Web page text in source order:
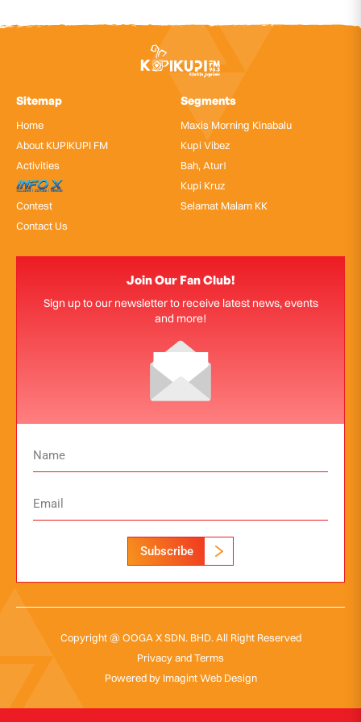
Sitemap
Home
About KUPIKUPI FM
Activities
InfoX
Contest
Contact Us
Segments
Maxis Morning Kinabalu
Kupi Vibez
Bah, Atur!
Kupi Kruz
Selamat Malam KK
Join Our Fan Club!
Sign up to our newsletter to receive latest news, events
and more!
Subscribe
Copyright @ OOGA X SDN. BHD. All Right Reserved
Privacy and Terms
Powered by Imagint Web Design